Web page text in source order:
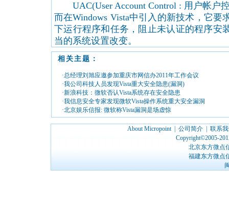
UAC(User Account Control : 用户帐户
而在Windows Vista中引入的新技术，它要
下运行程序和任务，阻止未认证的程序安
当的系统设置改变。
相关主题：
·总经理刘旭应邀参加重庆市网信办2011年工作会议
·我公司科技人员发现Vista重大安全隐患(漏洞)
·新浪科技：微软否认Vista系统存在安全隐患
·我信息安全专家发现微软Vista操作系统重大安全漏洞
·北京娱乐信报: 微软称Vista漏洞是场虚惊
About Micropoint| 公司简介
联系
Copyright©2005-
北京东方微点
福建东方微点